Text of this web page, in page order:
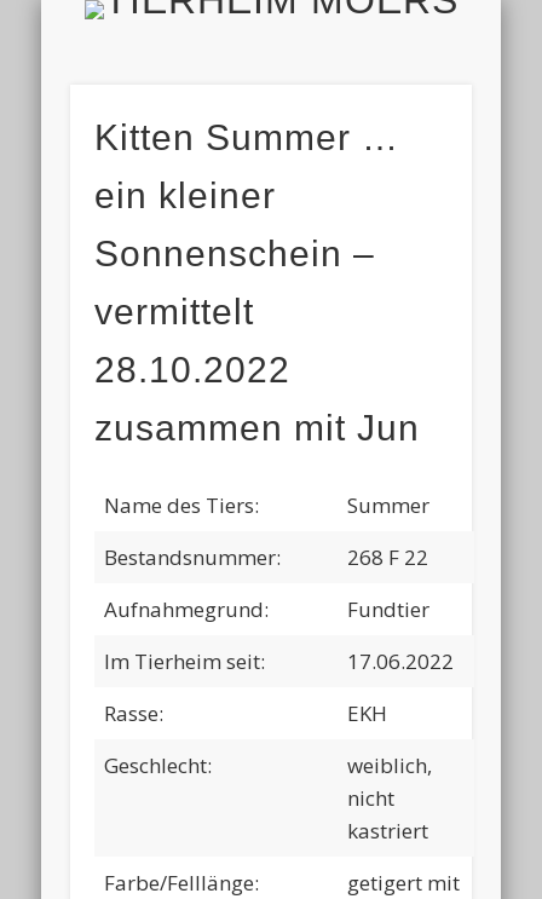
HOME
AKTUELL
ALLE TIERE
HELFEN
TIERHEIM & VEREIN
VIELEN DANK!
IMPRESSUM & DATENSCHUTZ
FINDEFIX
Kitten Summer …
ein kleiner
Sonnenschein –
vermittelt
28.10.2022
zusammen mit Jun
Name des Tiers:
Summer
Bestandsnummer:
268 F 22
Aufnahmegrund:
Fundtier
Im Tierheim seit:
17.06.2022
Rasse:
EKH
Geschlecht:
weiblich,
nicht
kastriert
Farbe/Felllänge:
getigert mit